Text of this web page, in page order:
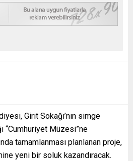
Girit Sokağı’nın simge
“Cumhuriyet Müzesi”ne
tamamlanması planlanan proje,
yeni bir soluk kazandıracak.